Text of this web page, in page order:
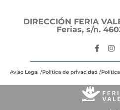
DIRECCIÓN FERIA
Ferias, s/n.
Aviso Legal /Política de privacidad /